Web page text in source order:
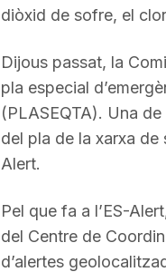
diòxid de sofre, el
Dijous passat, la
pla especial
(PLASEQTA). Una
del pla de la xarxa de
Alert.
Pel que fa a l’ES-
del Centre de
d’alertes